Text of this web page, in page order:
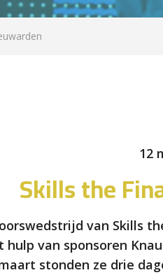
12
Skills the
van Skills
van sponsoren
stonden ze drie